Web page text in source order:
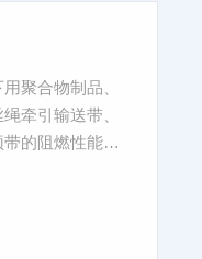
聚合物制品、
牵引输送带、
的阻燃性能测